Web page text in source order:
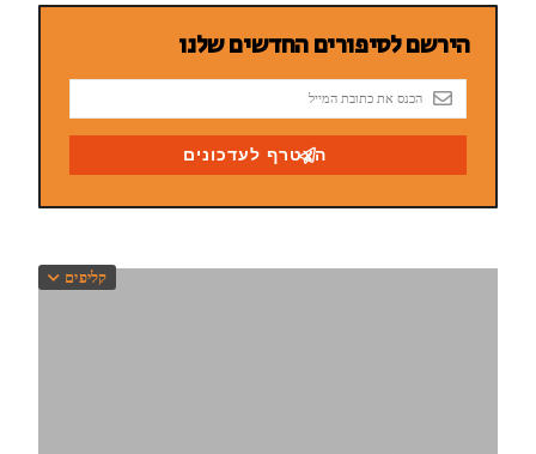
קליפים